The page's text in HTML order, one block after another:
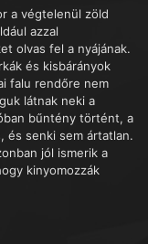
a végtelenül zöld
azzal
olvas fel a nyájának.
és kisbárányok
falu rendőre nem
látnak neki a
bűntény történt, a
és senki sem ártatlan.
jól ismerik a
kinyomozzák